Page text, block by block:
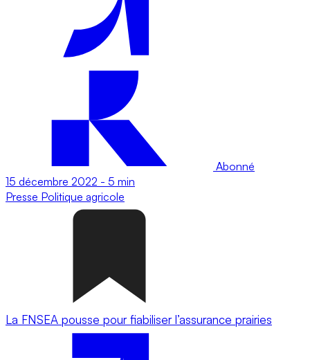
Abonné
15 décembre 2022 - 5 min
Presse Politique agricole
La FNSEA pousse pour fiabiliser l’assurance prairies